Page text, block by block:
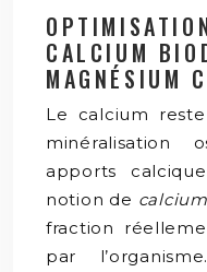
CALCIUM
MAGNÉSIUM
Le calcium
minéralisation
apports
notion de
fraction
par